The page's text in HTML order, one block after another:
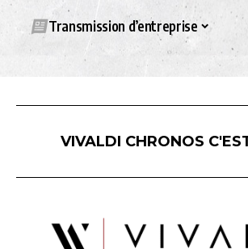
Transmission d’entreprise
VIVALDI CHRONOS